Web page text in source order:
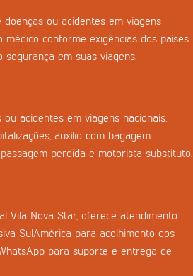
ou acidentes em viagens
médico conforme exigências dos países
segurança em suas viagens.
acidentes em viagens nacionais,
auxílio com bagagem
perdida e motorista substituto.
Vila Nova Star, oferece atendimento
SulAmérica para acolhimento dos
para suporte e entrega de